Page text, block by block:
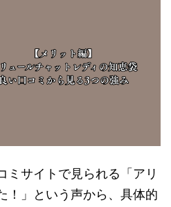
ミサイトで見られる「アリ
！」という声から、具体的